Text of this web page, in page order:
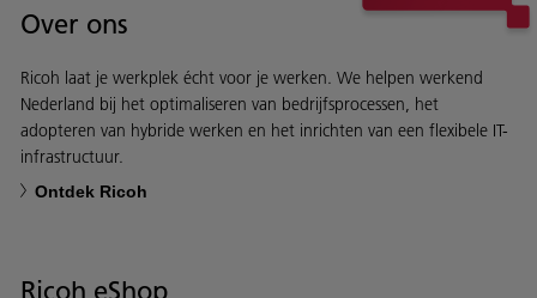
Over ons
Ricoh laat je werkplek écht voor je werken. We helpen werkend
Nederland bij het optimaliseren van bedrijfsprocessen, het
adopteren van hybride werken en het inrichten van een flexibele IT-
infrastructuur.
Ontdek Ricoh
Ricoh eShop